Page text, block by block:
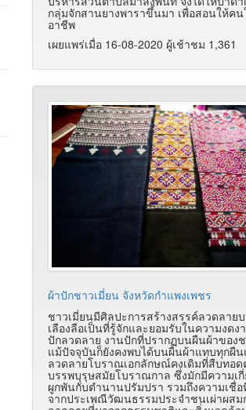
กลุ่มจักสานยางพาราขึ้นมา เพื่อสอนให้ค
อาชีพ
เผยแพร่เมื่อ 16-08-2020 ผู้เช้าชม 1,361
ผ้าปักชาวเมี่ยน จังหวัดกำแพงเพชร
ชาวเมี่ยนมีศิลปะการสร้างสรรค์ลวดลาย
เลืองลือเป็นที่รู้จักและยอมรับในความงดง
ปักลวดลาย งานปักที่ปรากฏบนผืนผ้าของ
แม้ปัจจุบันก็ยังคงพบได้บนผืนผ้าแทบทุกผืน
ลวดลายโบราณเอกลักษณ์คงเดิมที่สืบทอด
บรรพบุรุษสมัยโบราณกาล ซึ่งมักมีความเ
ผูกพันกับตำนานปรัมปรา รวมถึงความเชื่
จากประเพณีวัฒนธรรมประจำชนเผ่าผส